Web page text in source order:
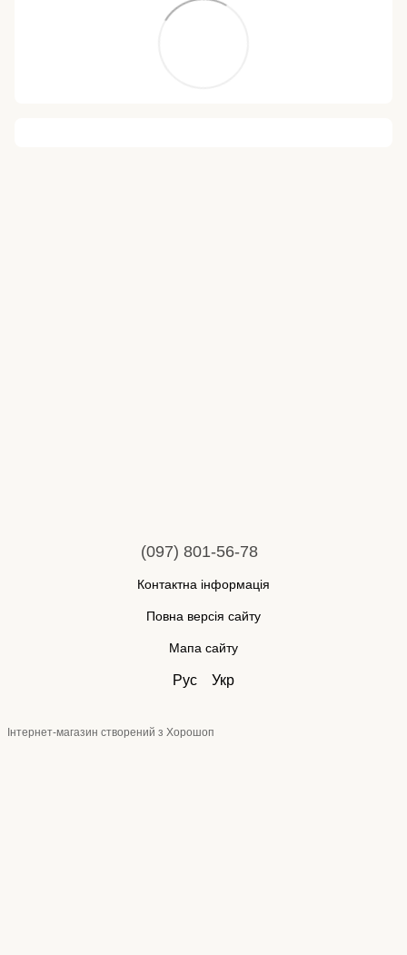
(097) 801-56-78
Контактна інформація
Повна версія сайту
Мапа сайту
Рус Укр
Інтернет-магазин створений з Хорошоп